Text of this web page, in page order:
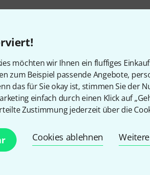
möchten wir Ihnen ein fluffiges
zum Beispiel passende Angebote,
das für Sie okay ist, stimmen Sie der
einfach durch einen Klick auf
Zustimmung jederzeit über die
Cookies ablehnen
erreichen Sie uns
Unser Thomann Team
Kauf zur Seite.
Kundennummer